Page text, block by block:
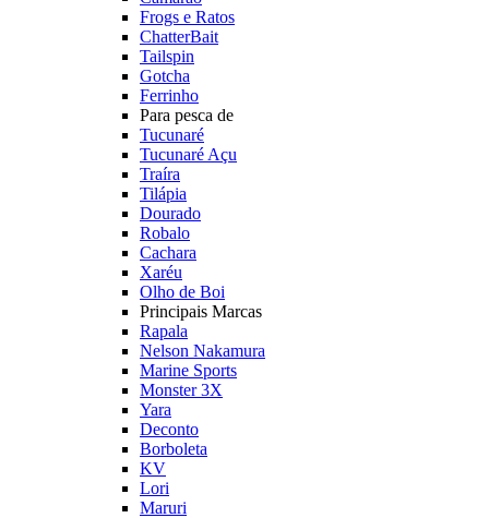
Frogs e Ratos
ChatterBait
Tailspin
Gotcha
Ferrinho
Para pesca de
Tucunaré
Tucunaré Açu
Traíra
Tilápia
Dourado
Robalo
Cachara
Xaréu
Olho de Boi
Principais Marcas
Rapala
Nelson Nakamura
Marine Sports
Monster 3X
Yara
Deconto
Borboleta
KV
Lori
Maruri